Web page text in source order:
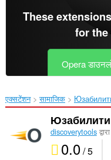
These
for the
Opera
एक्सटेंशन सामाजिक
Юзабилити
discoverytoolsद्वारा
0.0/ 5